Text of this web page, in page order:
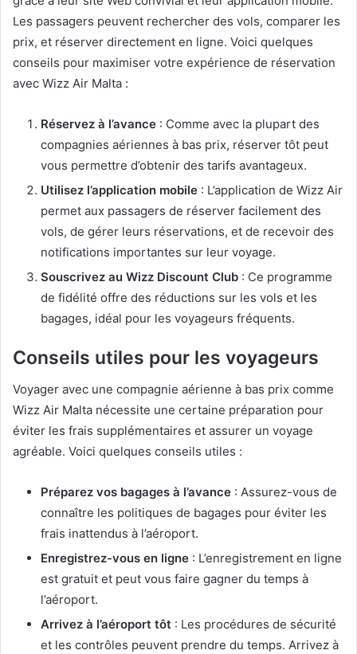
Les passagers peuvent rechercher des vols, comparer les
prix, et réserver directement en ligne. Voici quelques
conseils pour maximiser votre expérience de réservation
avec Wizz Air Malta :
Réservez à l’avance : Comme avec la plupart des
compagnies aériennes à bas prix, réserver tôt peut
vous permettre d’obtenir des tarifs avantageux.
Utilisez l’application mobile : L’application de Wizz Air
permet aux passagers de réserver facilement des
vols, de gérer leurs réservations, et de recevoir des
notifications importantes sur leur voyage.
Souscrivez au Wizz Discount Club : Ce programme
de fidélité offre des réductions sur les vols et les
bagages, idéal pour les voyageurs fréquents.
Conseils utiles pour les voyageurs
Voyager avec une compagnie aérienne à bas prix comme
Wizz Air Malta nécessite une certaine préparation pour
éviter les frais supplémentaires et assurer un voyage
agréable. Voici quelques conseils utiles :
Préparez vos bagages à l’avance : Assurez-vous de
connaître les politiques de bagages pour éviter les
frais inattendus à l’aéroport.
Enregistrez-vous en ligne : L’enregistrement en ligne
est gratuit et peut vous faire gagner du temps à
l’aéroport.
Arrivez à l’aéroport tôt : Les procédures de sécurité
et les contrôles peuvent prendre du temps. Arrivez à